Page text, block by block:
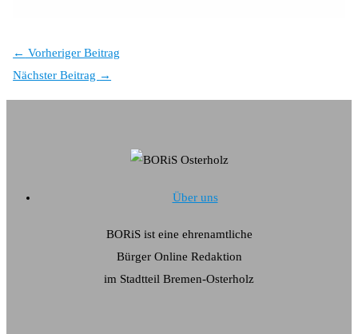
← Vorheriger Beitrag
Nächster Beitrag →
Über uns
BORiS ist eine ehrenamtliche
Bürger Online Redaktion
im Stadtteil Bremen-Osterholz